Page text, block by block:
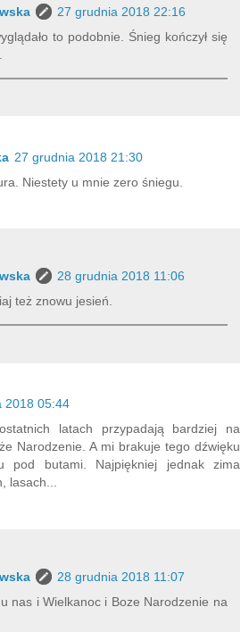
27 grudnia 2018 22:16
to podobnie. Śnieg kończył się
27 grudnia 2018 21:30
Niestety u mnie zero śniegu.
28 grudnia 2018 11:06
też znowu jesień.
2018 05:44
latach przypadają bardziej na
Narodzenie. A mi brakuje tego dźwięku
pod butami. Najpiękniej jednak zima
lasach...
28 grudnia 2018 11:07
nas i Wielkanoc i Boze Narodzenie na